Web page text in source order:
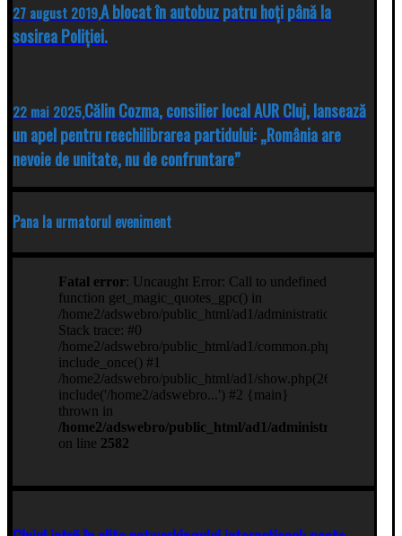
27 august 2019,A blocat în autobuz patru hoți până la
sosirea Poliției.
22 mai 2025,Călin Cozma, consilier local AUR Cluj, lansează
un apel pentru reechilibrarea partidului: „România are
nevoie de unitate, nu de confruntare”
Pana la urmatorul eveniment